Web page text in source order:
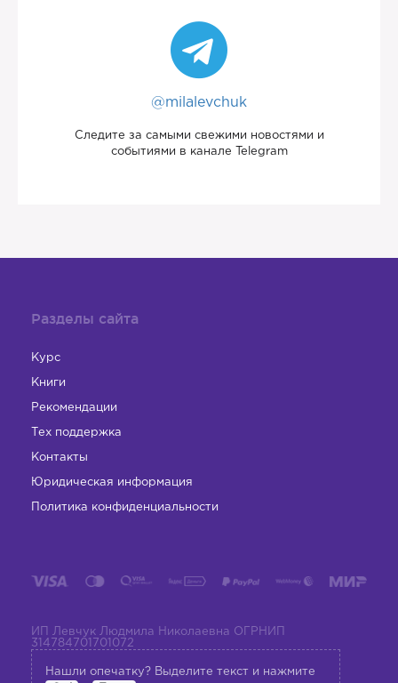
@milalevchuk
Следите за самыми свежими новостями и
событиями в канале Telegram
Разделы сайта
Курс
Книги
Рекомендации
Тех поддержка
Контакты
Юридическая информация
Политика конфиденциальности
ИП Левчук Людмила Николаевна ОГРНИП
314784701701072
Нашли опечатку? Выделите текст и нажмите